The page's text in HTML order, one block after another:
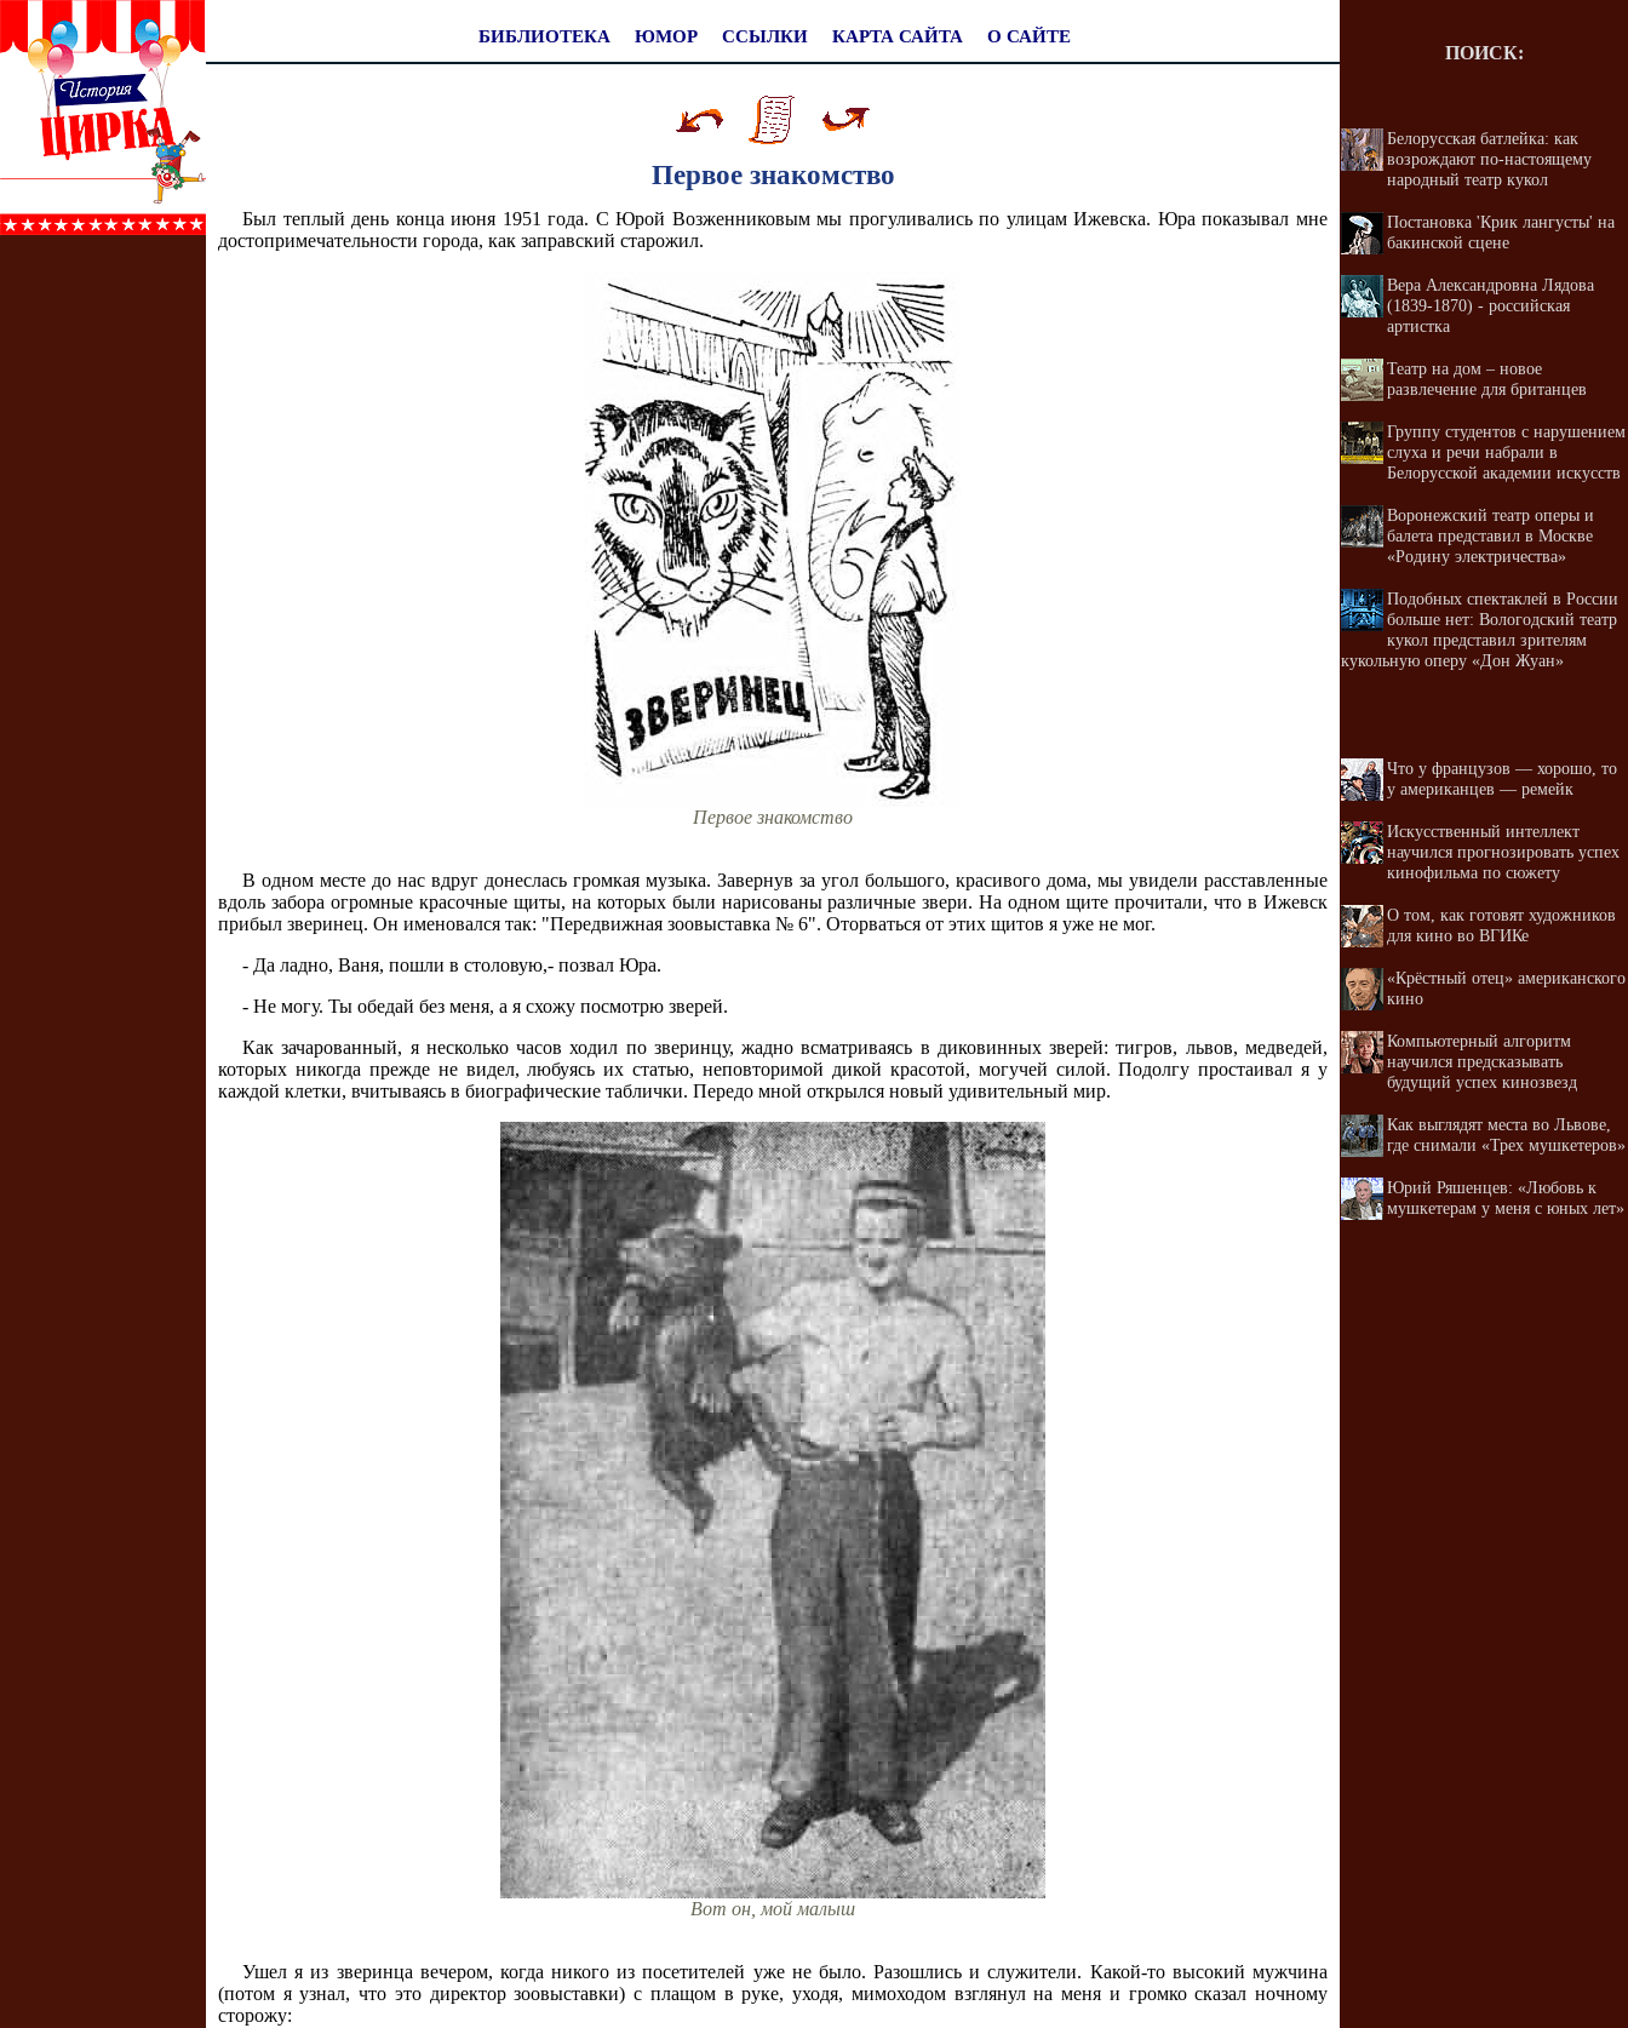
БИБЛИОТЕКА ЮМОР ССЫЛКИ КАРТА САЙТА О САЙТЕ
Первое знакомство
Был теплый день конца июня 1951 года. С Юрой Возженниковым мы прогуливались по улицам Ижевска. Юра показывал мне
достопримечательности города, как заправский старожил.
Первое знакомство
В одном месте до нас вдруг донеслась громкая музыка. Завернув за угол большого, красивого дома, мы увидели расставленные
вдоль забора огромные красочные щиты, на которых были нарисованы различные звери. На одном щите прочитали, что в Ижевск
прибыл зверинец. Он именовался так: "Передвижная зоовыставка № 6". Оторваться от этих щитов я уже не мог.
- Да ладно, Ваня, пошли в столовую,- позвал Юра.
- Не могу. Ты обедай без меня, а я схожу посмотрю зверей.
Как зачарованный, я несколько часов ходил по зверинцу, жадно всматриваясь в диковинных зверей: тигров, львов, медведей,
которых никогда прежде не видел, любуясь их статью, неповторимой дикой красотой, могучей силой. Подолгу простаивал я у
каждой клетки, вчитываясь в биографические таблички. Передо мной открылся новый удивительный мир.
Вот он, мой малыш
Ушел я из зверинца вечером, когда никого из посетителей уже не было. Разошлись и служители. Какой-то высокий мужчина
(потом я узнал, что это директор зоовыставки) с плащом в руке, уходя, мимоходом взглянул на меня и громко сказал ночному
сторожу:
ПОИСК:
Белорусская батлейка: как
возрождают по-настоящему
народный театр кукол
Постановка 'Крик лангусты' на
бакинской сцене
Вера Александровна Лядова
(1839-1870) - российская
артистка
Театр на дом – новое
развлечение для британцев
Группу студентов с нарушением
слуха и речи набрали в
Белорусской академии искусств
Воронежский театр оперы и
балета представил в Москве
«Родину электричества»
Подобных спектаклей в России
больше нет: Вологодский театр
кукол представил зрителям
кукольную оперу «Дон Жуан»
Что у французов — хорошо, то
у американцев — ремейк
Искусственный интеллект
научился прогнозировать успех
кинофильма по сюжету
О том, как готовят художников
для кино во ВГИКе
«Крёстный отец» американского
кино
Компьютерный алгоритм
научился предсказывать
будущий успех кинозвезд
Как выглядят места во Львове,
где снимали «Трех мушкетеров»
Юрий Ряшенцев: «Любовь к
мушкетерам у меня с юных лет»